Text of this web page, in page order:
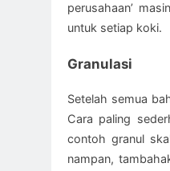
perusahaan’
untuk setiap koki.
Granulasi
Setelah semua
Cara paling
contoh granul
nampan,